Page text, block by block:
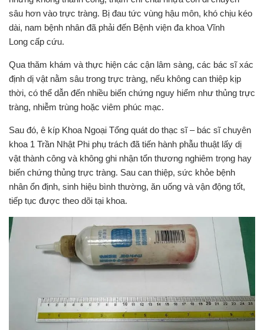
sâu hơn vào trực tràng. Bị đau tức vùng hậu môn, khó chịu kéo
dài, nam bệnh nhân đã phải đến Bệnh viện đa khoa Vĩnh
Long cấp cứu.
Qua thăm khám và thực hiện các cận lâm sàng, các bác sĩ xác
định dị vật nằm sâu trong trực tràng, nếu không can thiệp kịp
thời, có thể dẫn đến nhiều biến chứng nguy hiểm như thủng trực
tràng, nhiễm trùng hoặc viêm phúc mạc.
Sau đó, ê kíp Khoa Ngoại Tổng quát do thạc sĩ – bác sĩ chuyên
khoa 1 Trần Nhật Phi phụ trách đã tiến hành phẫu thuật lấy dị
vật thành công và không ghi nhận tổn thương nghiêm trọng hay
biến chứng thủng trực tràng. Sau can thiệp, sức khỏe bệnh
nhân ổn định, sinh hiệu bình thường, ăn uống và vận động tốt,
tiếp tục được theo dõi tại khoa.